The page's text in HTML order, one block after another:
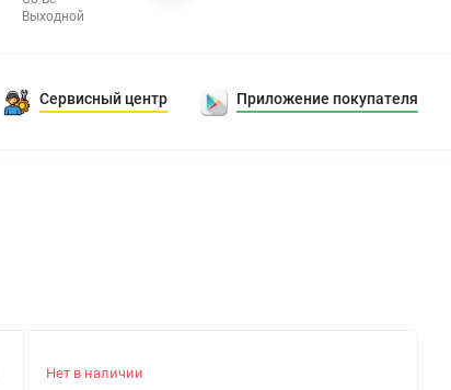
Выходной
Сервисный центр Приложение покупателя
Нет в наличии